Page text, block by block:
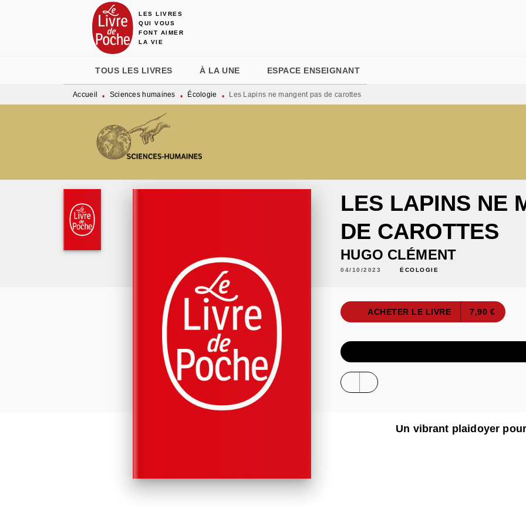
MENU RECHERCHE
LES LIVRES
QUI VOUS
FONT AIMER
LA VIE
TOUS LES LIVRES À LA UNE ESPACE ENSEIGNANT
Accueil • Sciences humaines • Écologie • Les Lapins ne mangent pas de carottes
LES LAPINS NE
DE CAROTTES
HUGO CLÉMENT
04/10/2023 ÉCOLOGIE
ACHETER LE LIVRE 7,90 €
Un vibrant plaidoyer